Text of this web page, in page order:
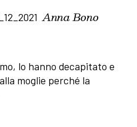
Anna Bono
lo hanno decapitato e
moglie perché la